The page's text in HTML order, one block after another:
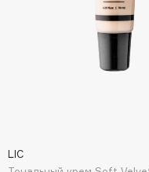
Финал лета
для тебя
LIC